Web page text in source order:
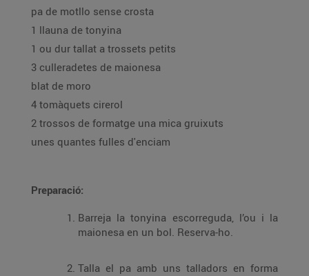
pa de motllo sense crosta
1 llauna de tonyina
1 ou dur tallat a trossets petits
3 culleradetes de maionesa
blat de moro
4 tomàquets cirerol
2 trossos de formatge una mica gruixuts
unes quantes fulles d'enciam
Preparació:
Barreja la tonyina escorreguda, l’ou i la
maionesa en un bol. Reserva-ho.
Talla el pa amb uns talladors en forma